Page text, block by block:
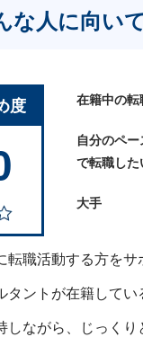
な人に向い
度 在籍中の転
自分のペー
で転職した
大手
転職活動する方をサ
タントが在籍してい
しながら、じっくり